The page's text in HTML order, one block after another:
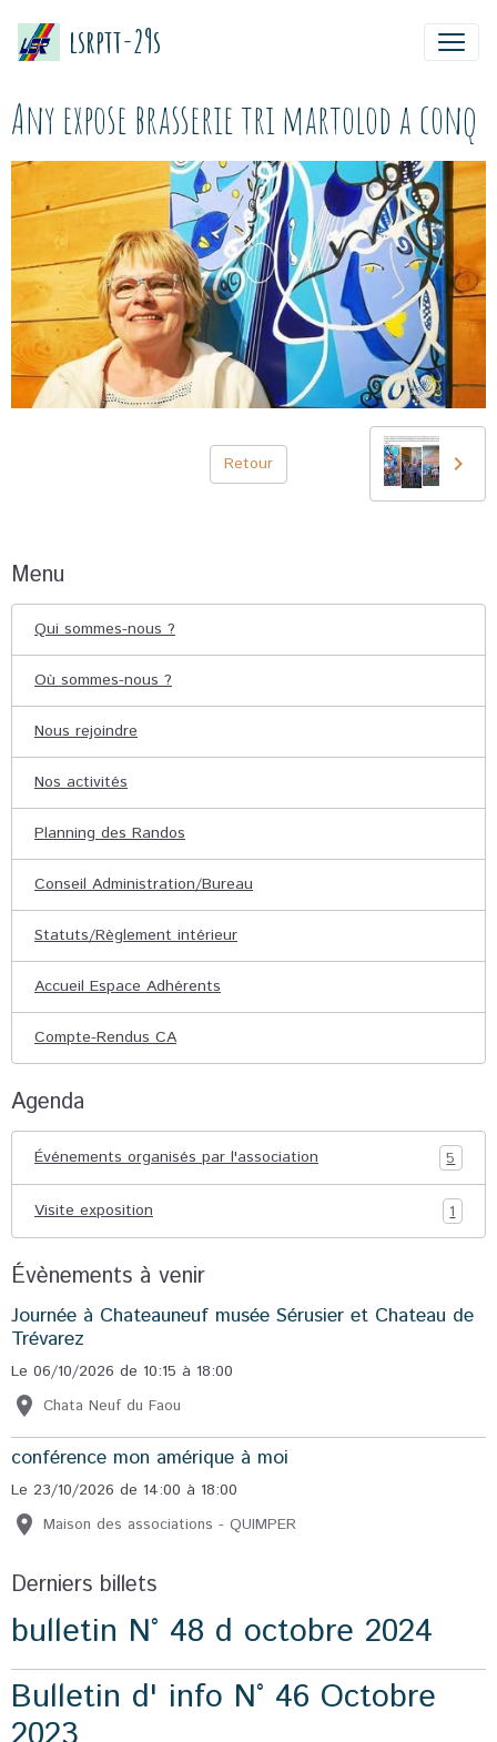
lsrptt-29s
Any expose brasserie tri martolod a conq
Retour
Menu
Qui sommes-nous ?
Où sommes-nous ?
Nous rejoindre
Nos activités
Planning des Randos
Conseil Administration/Bureau
Statuts/Règlement intérieur
Accueil Espace Adhérents
Compte-Rendus CA
Agenda
Événements organisés par l'association 5
Visite exposition 1
Évènements à venir
Journée à Chateauneuf musée Sérusier et Chateau de
Trévarez
Le 06/10/2026 de 10:15 à 18:00
Chata Neuf du Faou
conférence mon amérique à moi
Le 23/10/2026 de 14:00 à 18:00
Maison des associations - QUIMPER
Derniers billets
bulletin N° 48 d octobre 2024
Bulletin d' info N° 46 Octobre